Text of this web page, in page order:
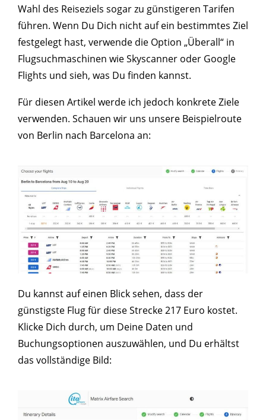
Wahl des Reiseziels sogar zu günstigeren Tarifen
führen. Wenn Du Dich nicht auf ein bestimmtes Ziel
festgelegt hast, verwende die Option „Überall“ in
Flugsuchmaschinen wie Skyscanner oder Google
Flights und sieh, was Du finden kannst.
Für diesen Artikel werde ich jedoch konkrete Ziele
verwenden. Schauen wir uns unsere Beispielroute
von Berlin nach Barcelona an:
Du kannst auf einen Blick sehen, dass der
günstigste Flug für diese Strecke 217 Euro kostet.
Klicke Dich durch, um Deine Daten und
Buchungsoptionen auszuwählen, und Du erhältst
das vollständige Bild: